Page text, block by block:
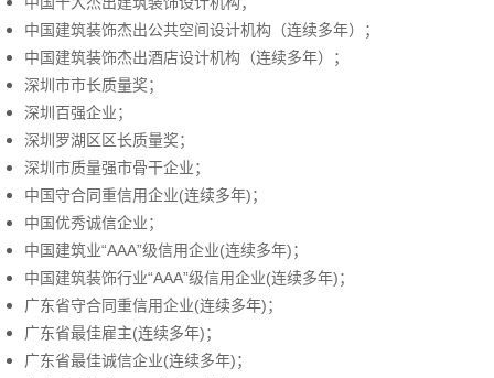
中国建筑装饰杰出公共空间设计机构（连续多年）；
中国建筑装饰杰出酒店设计机构（连续多年）；
深圳市市长质量奖；
深圳百强企业；
深圳罗湖区区长质量奖；
深圳市质量强市骨干企业；
中国守合同重信用企业(连续多年)；
中国优秀诚信企业；
中国建筑业“AAA”级信用企业(连续多年)；
中国建筑装饰行业“AAA”级信用企业(连续多年)；
广东省守合同重信用企业(连续多年)；
广东省最佳雇主(连续多年)；
广东省最佳诚信企业(连续多年)；